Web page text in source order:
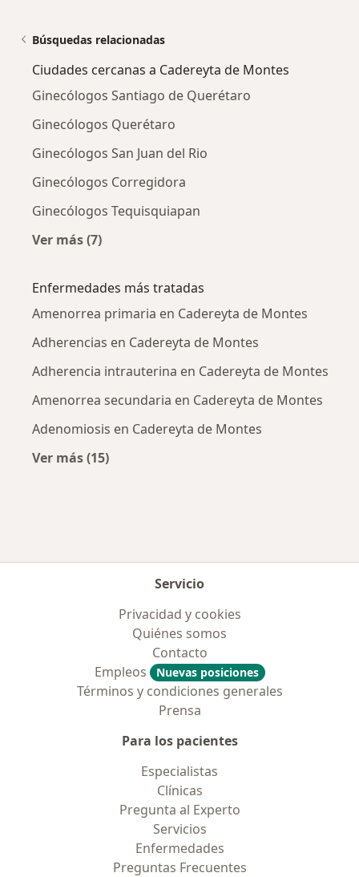
Búsquedas relacionadas
Ciudades cercanas a Cadereyta de Montes
Ginecólogos Santiago de Querétaro
Ginecólogos Querétaro
Ginecólogos San Juan del Rio
Ginecólogos Corregidora
Ginecólogos Tequisquiapan
Ver más (7)
Enfermedades más tratadas
Amenorrea primaria en Cadereyta de Montes
Adherencias en Cadereyta de Montes
Adherencia intrauterina en Cadereyta de Montes
Amenorrea secundaria en Cadereyta de Montes
Adenomiosis en Cadereyta de Montes
Ver más (15)
Servicio
Privacidad y cookies
Quiénes somos
Contacto
Empleos
Nuevas posiciones
Términos y condiciones generales
Prensa
Para los pacientes
Especialistas
Clínicas
Pregunta al Experto
Servicios
Enfermedades
Preguntas Frecuentes